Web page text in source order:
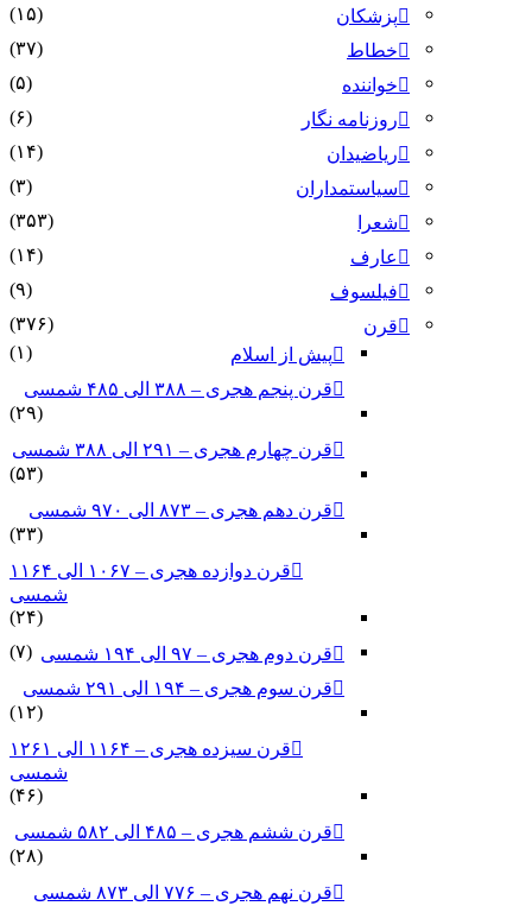
پزشکان
(۱۵)
خطاط
(۳۷)
خواننده
(۵)
روزنامه نگار
(۶)
ریاضیدان
(۱۴)
سیاستمداران
(۳)
شعرا
(۳۵۳)
عارف
(۱۴)
فیلسوف
(۹)
قرن
(۳۷۶)
پیش از اسلام
(۱)
قرن پنجم هجری – ۳۸۸ الی ۴۸۵ شمسی
(۲۹)
قرن چهارم هجری – ۲۹۱ الی ۳۸۸ شمسی
(۵۳)
قرن دهم هجری – ۸۷۳ الی ۹۷۰ شمسی
(۳۳)
قرن دوازده هجری – ۱۰۶۷ الی ۱۱۶۴
شمسی
(۲۴)
قرن دوم هجری – ۹۷ الی ۱۹۴ شمسی
(۷)
قرن سوم هجری – ۱۹۴ الی ۲۹۱ شمسی
(۱۲)
قرن سیزده هجری – ۱۱۶۴ الی ۱۲۶۱
شمسی
(۴۶)
قرن ششم هجری – ۴۸۵ الی ۵۸۲ شمسی
(۲۸)
قرن نهم هجری – ۷۷۶ الی ۸۷۳ شمسی